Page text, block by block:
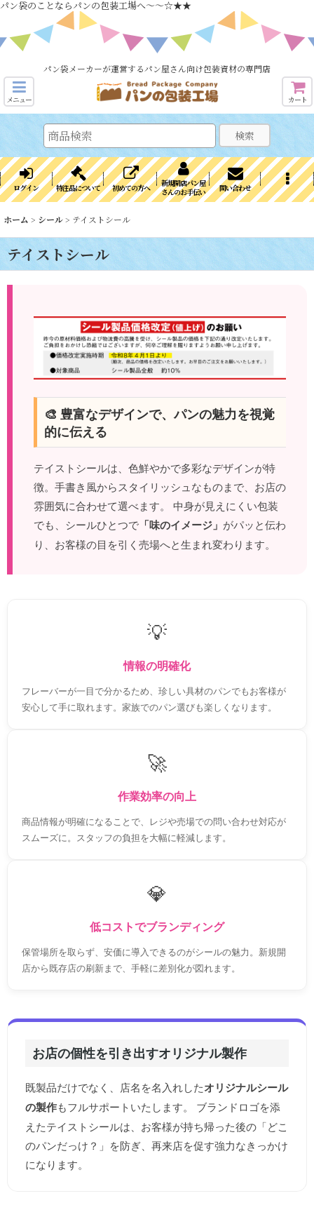
パン袋のことならパンの包装工場へ～～☆★★
パン袋メーカーが運営するパン屋さん向け包装資材の専門店
メニュー カート
検索
ログイン 特注品について 初めての方へ
新規開店パン屋
さんのお手伝い
問い合わせ
ホーム > シール> テイストシール
テイストシール
🎨 豊富なデザインで、パンの魅力を視覚
的に伝える
テイストシールは、色鮮やかで多彩なデザインが特
徴。手書き風からスタイリッシュなものまで、お店の
雰囲気に合わせて選べます。 中身が見えにくい包装
でも、シールひとつで 「味のイメージ」 がパッと伝わ
り、お客様の目を引く売場へと生まれ変わります。
💡
情報の明確化
フレーバーが一目で分かるため、珍しい具材のパンでもお客様が
安心して手に取れます。家族でのパン選びも楽しくなります。
🚀
作業効率の向上
商品情報が明確になることで、レジや売場での問い合わせ対応が
スムーズに。スタッフの負担を大幅に軽減します。
💎
低コストでブランディング
保管場所を取らず、安価に導入できるのがシールの魅力。新規開
店から既存店の刷新まで、手軽に差別化が図れます。
お店の個性を引き出すオリジナル製作
既製品だけでなく、店名を名入れしたオリジナルシール
の製作もフルサポートいたします。 ブランドロゴを添
えたテイストシールは、お客様が持ち帰った後の「どこ
のパンだっけ？」を防ぎ、再来店を促す強力なきっかけ
になります。